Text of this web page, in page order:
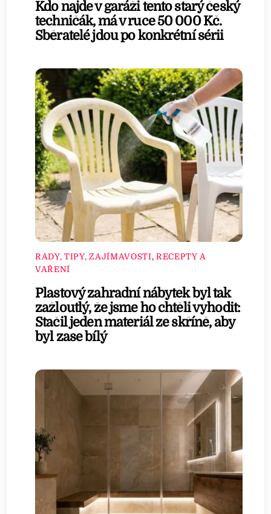
Kdo najde v garáži tento starý český
techničák, má v ruce 50 000 Kč.
Sběratelé jdou po konkrétní sérii
RADY, TIPY, ZAJÍMAVOSTI, RECEPTY A
VAŘENÍ
Plastový zahradní nábytek byl tak
zažloutlý, že jsme ho chtěli vyhodit:
Stačil jeden materiál ze skříně, aby
byl zase bílý